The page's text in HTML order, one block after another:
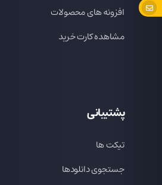
افزونه های محصولات
مشاهده کارت خرید
پشتیبانی
تیکت ها
جستجوی دانلودها